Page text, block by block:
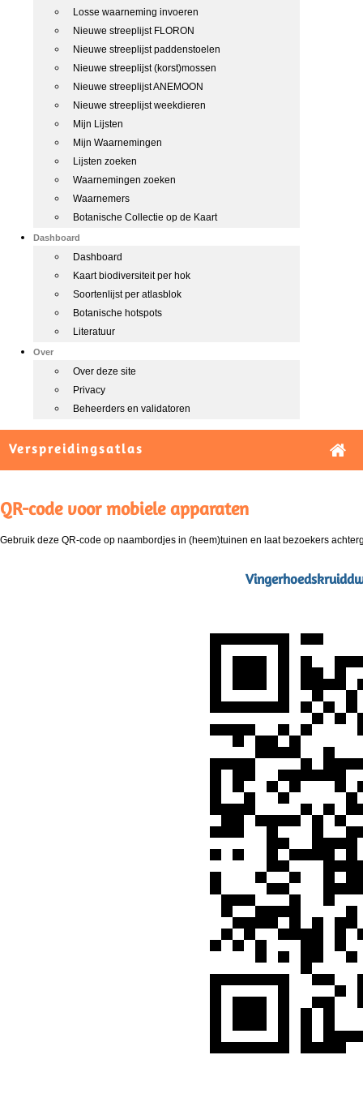
Losse waarneming invoeren
Nieuwe streeplijst FLORON
Nieuwe streeplijst paddenstoelen
Nieuwe streeplijst (korst)mossen
Nieuwe streeplijst ANEMOON
Nieuwe streeplijst weekdieren
Mijn Lijsten
Mijn Waarnemingen
Lijsten zoeken
Waarnemingen zoeken
Waarnemers
Botanische Collectie op de Kaart
Dashboard
Dashboard
Kaart biodiversiteit per hok
Soortenlijst per atlasblok
Botanische hotspots
Literatuur
Over
Over deze site
Privacy
Beheerders en validatoren
Verspreidingsatlas
QR-code voor mobiele apparaten
Gebruik deze QR-code op naambordjes in (heem)tuinen en laat bezoekers